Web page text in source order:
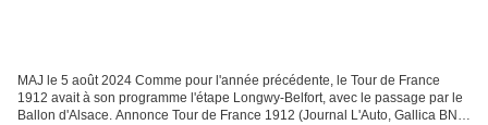
MAJ le 5 août 2024 Comme pour l'année précédente, le Tour de France
1912 avait à son programme l'étape Longwy-Belfort, avec le passage par le
Ballon d'Alsace. Annonce Tour de France 1912 (Journal L'Auto, Gallica BNF)